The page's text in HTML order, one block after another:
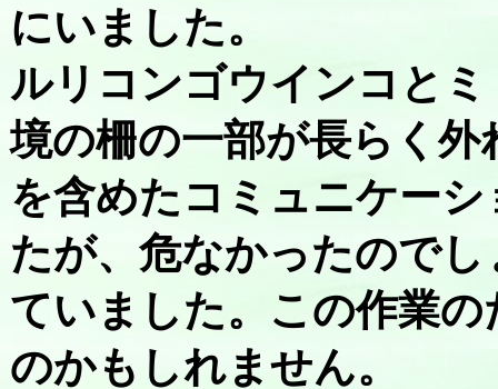
にいました。
ルリコンゴウインコと
境の柵の一部が長らく
を含めたコミュニケー
たが、危なかったので
ていました。この作業
のかもしれません。